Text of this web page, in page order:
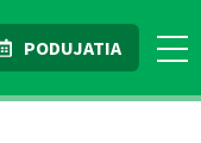
PODUJATIA